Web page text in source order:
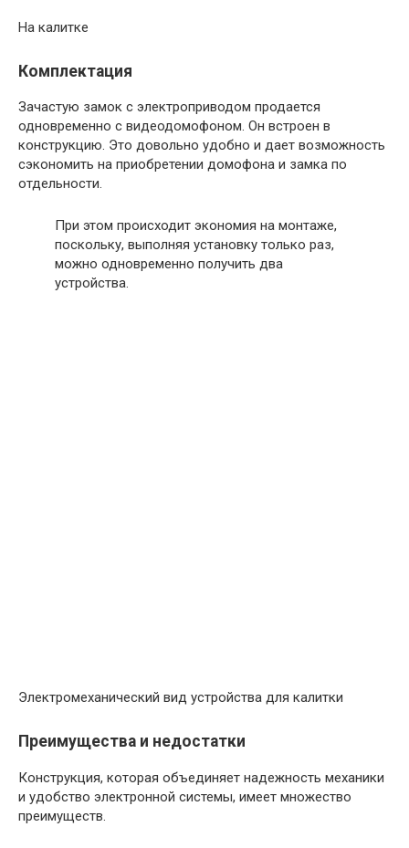
На калитке
Комплектация
Зачастую замок с электроприводом продается
одновременно с видеодомофоном. Он встроен в
конструкцию. Это довольно удобно и дает возможность
сэкономить на приобретении домофона и замка по
отдельности.
При этом происходит экономия на монтаже,
поскольку, выполняя установку только раз,
можно одновременно получить два
устройства.
Электромеханический вид устройства для калитки
Преимущества и недостатки
Конструкция, которая объединяет надежность механики
и удобство электронной системы, имеет множество
преимуществ.